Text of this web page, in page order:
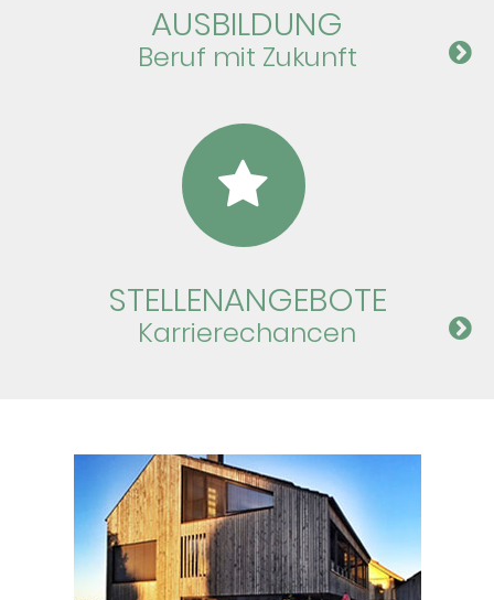
AUS­BIL­DUNG
Beruf mit Zu­kunft
STELLEN­ANGEBOTE
Karriere­chancen